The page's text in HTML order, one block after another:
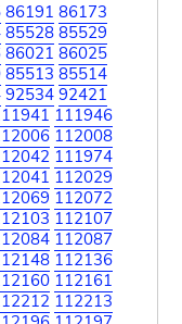
86191 86173
85528 85529
86021 86025
85513 85514
92534 92421
111946
112008
111974
112029
112072
112107
112087
112136
112161
112213